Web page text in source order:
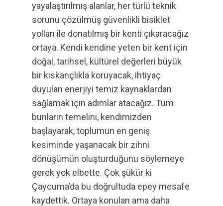
yayalaştırılmış alanlar, her türlü teknik
sorunu çözülmüş güvenlikli bisiklet
yolları ile donatılmış bir kenti çıkaracağız
ortaya. Kendi kendine yeten bir kent için
doğal, tarihsel, kültürel değerleri büyük
bir kıskançlıkla koruyacak, ihtiyaç
duyulan enerjiyi temiz kaynaklardan
sağlamak için adımlar atacağız. Tüm
bunların temelini, kendimizden
başlayarak, toplumun en geniş
kesiminde yaşanacak bir zihni
dönüşümün oluşturduğunu söylemeye
gerek yok elbette. Çok şükür ki
Çaycuma’da bu doğrultuda epey mesafe
kaydettik. Ortaya konulan ama daha